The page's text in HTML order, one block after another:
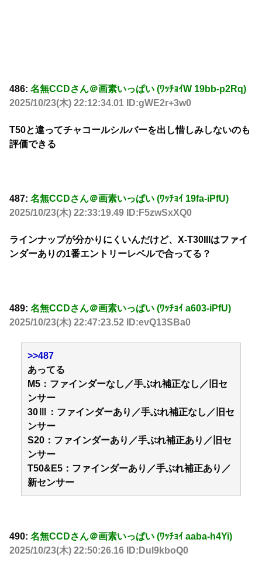
486: 名無CCDさん＠画素いっぱい (ﾜｯﾁｮｲW 19bb-p2Rq)
2025/10/23(木) 22:12:34.01 ID:gWE2r+3w0
T50と違ってチャコールシルバーを出し惜しみしないのも
評価できる
487: 名無CCDさん＠画素いっぱい (ﾜｯﾁｮｲ 19fa-iPfU)
2025/10/23(木) 22:33:19.49 ID:F5zwSxXQ0
ラインナップが分かりにくいんだけど、X-T30IIIはファイ
ンダーありの1番エントリーレベルで合ってる？
489: 名無CCDさん＠画素いっぱい (ﾜｯﾁｮｲ a603-iPfU)
2025/10/23(木) 22:47:23.52 ID:evQ13SBa0
>>487
あってる
M5：ファインダーなし／手ぶれ補正なし／旧セ
ンサー
30Ⅲ：ファインダーあり／手ぶれ補正なし／旧セ
ンサー
S20：ファインダーあり／手ぶれ補正あり／旧セ
ンサー
T50&E5：ファインダーあり／手ぶれ補正あり／
新センサー
490: 名無CCDさん＠画素いっぱい (ﾜｯﾁｮｲ aaba-h4Yi)
2025/10/23(木) 22:50:26.16 ID:Dul9kboQ0